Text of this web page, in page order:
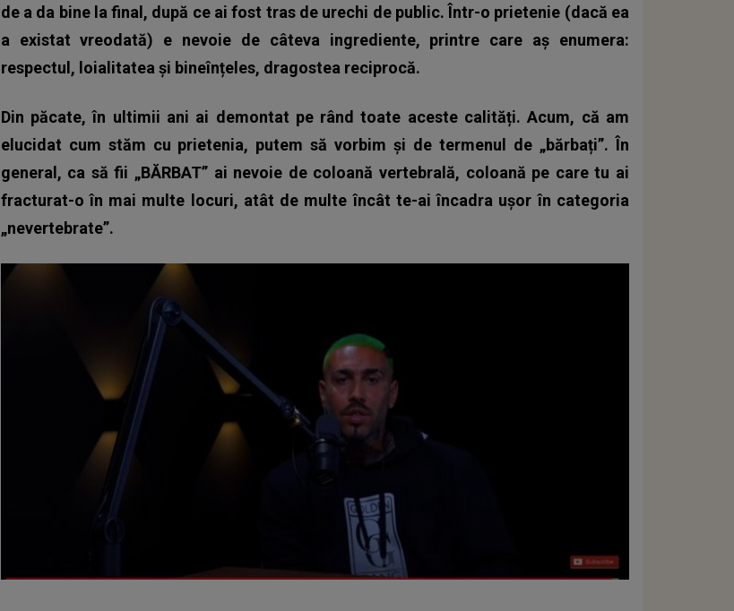
de a da bine la final, după ce ai fost tras de urechi de public. Într-o prietenie (dacă ea
a existat vreodată) e nevoie de câteva ingrediente, printre care aș enumera:
respectul, loialitatea și bineînțeles, dragostea reciprocă.
Din păcate, în ultimii ani ai demontat pe rând toate aceste calități. Acum, că am
elucidat cum stăm cu prietenia, putem să vorbim și de termenul de „bărbați”. În
general, ca să fii „BĂRBAT” ai nevoie de coloană vertebrală, coloană pe care tu ai
fracturat-o în mai multe locuri, atât de multe încât te-ai încadra ușor în categoria
„nevertebrate”.